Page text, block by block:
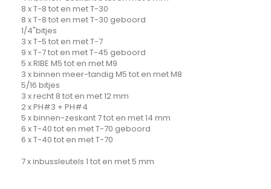
8 x T-8 tot en met T-30
8 x T-8 tot en met T-30 geboord
1/4"bitjes
3 x T-5 tot en met T-7
9 x T-7 tot en met T-45 geboord
5 x RIBE M5 tot en met M9
3 x binnen meer-tandig M5 tot en met M8
5/16 bitjes
3 x recht 8 tot en met 12 mm
2 x PH#3 + PH#4
5 x binnen-zeskant 7 tot en met 14 mm
6 x T-40 tot en met T-70 geboord
6 x T-40 tot en met T-70
7 x inbussleutels 1 tot en met 5 mm